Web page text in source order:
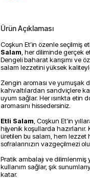
Ürün Açıklaması
Coşkun Et’in özenle seçilmiş
Salam , her diliminde gerçek
Dengeli baharat karışımı ve
salam lezzetini yüksek
Zengin aroması ve yumuşak
kahvaltılardan sandviçlere
uyum sağlar. Her ısırıkta etin
aromasını hissedersiniz.
Etli Salam , Coşkun Et’in
hijyenik koşullarda hazırlanır.
üretilen bu salam, hem lezzet
sofralarınızın vazgeçilmezi
Pratik ambalajı ve dilimlenmiş
kullanım sağlar, şık
katar.